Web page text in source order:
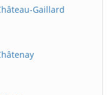
Gaillard